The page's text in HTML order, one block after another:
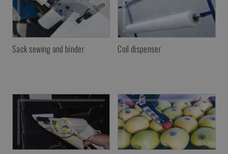
Sack sewing and binder Coil dispenser